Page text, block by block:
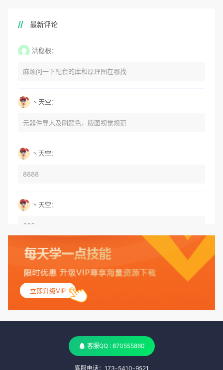
最新评论
洪稳根：
麻烦问一下配套的库和原理图在哪找
丶天空：
元器件导入及刷颜色，版图视觉规范
丶天空：
8888
丶天空：
666
丶天空：
555
立即升级VIP
客服QQ : 870555860
客服电话：173-5410-9521